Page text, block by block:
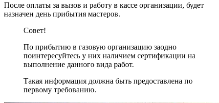
После оплаты за вызов и работу в кассе организации, будет
назначен день прибытия мастеров.
Совет!
По прибытию в газовую организацию заодно
поинтересуйтесь у них наличием сертификации на
выполнение данного вида работ.
Такая информация должна быть предоставлена по
первому требованию.